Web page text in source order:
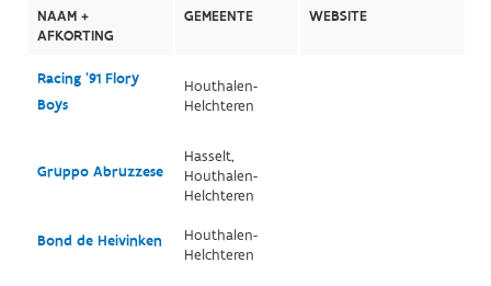
NAAM +
AFKORTING
GEMEENTE WEBSITE
Racing '91 Flory
Boys
Houthalen-
Helchteren
Gruppo Abruzzese
Hasselt,
Houthalen-
Helchteren
Bond de Heivinken
Houthalen-
Helchteren